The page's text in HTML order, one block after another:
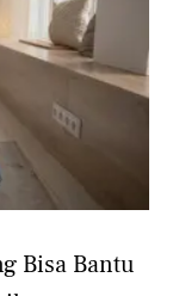
Bisa Bantu